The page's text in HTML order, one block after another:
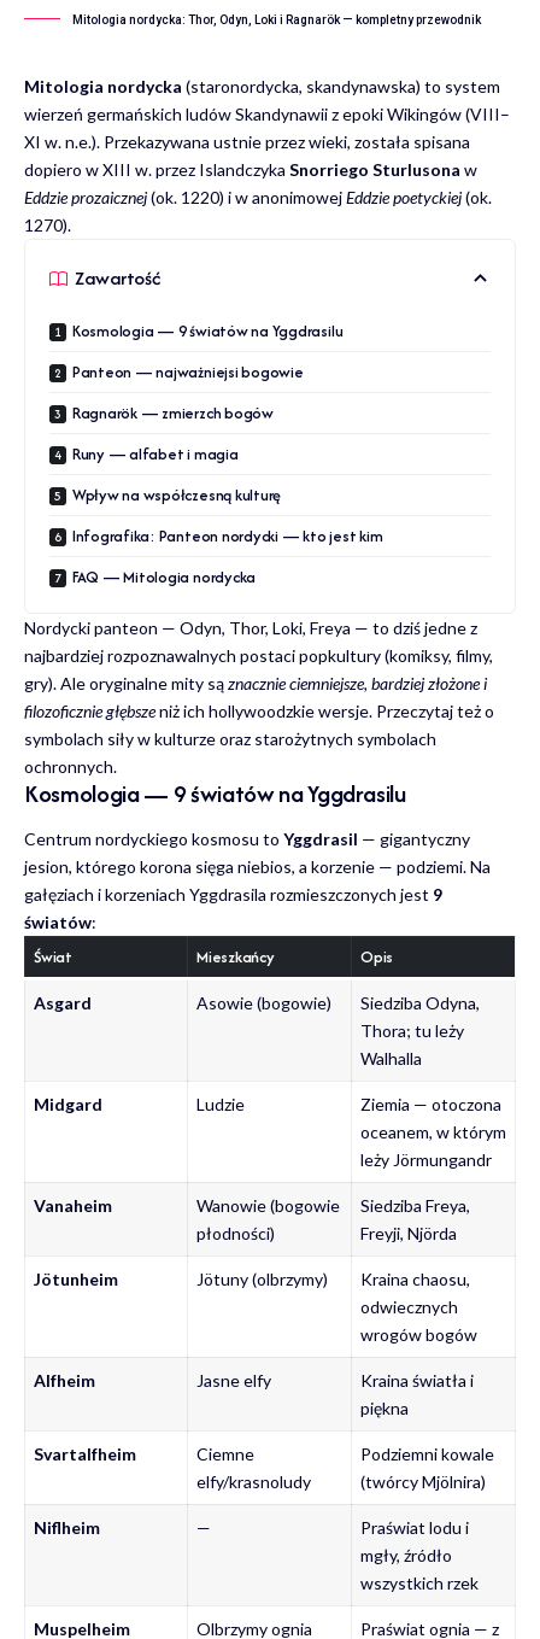
Mitologia nordycka: Thor, Odyn, Loki i Ragnarök — kompletny przewodnik
Mitologia nordycka (staronordycka, skandynawska) to system
wierzeń germańskich ludów Skandynawii z epoki Wikingów (VIII–
XI w. n.e.). Przekazywana ustnie przez wieki, została spisana
dopiero w XIII w. przez Islandczyka Snorriego Sturlusona w
Eddzie prozaicznej(ok. 1220) i w anonimowejEddzie poetyckiej(ok.
1270).
Zawartość
Kosmologia — 9 światów na Yggdrasilu
Panteon — najważniejsi bogowie
Ragnarök — zmierzch bogów
Runy — alfabet i magia
Wpływ na współczesną kulturę
Infografika: Panteon nordycki — kto jest kim
FAQ — Mitologia nordycka
Nordycki panteon — Odyn, Thor, Loki, Freya — to dziś jedne z
najbardziej rozpoznawalnych postaci popkultury (komiksy, filmy,
gry). Ale oryginalne mity sąznacznie ciemniejsze, bardziej złożone i
filozoficznie głębszeniż ich hollywoodzkie wersje. Przeczytaj też o
symbolach siły w kulturzeoraz starożytnych symbolach
ochronnych.
Kosmologia — 9 światów na Yggdrasilu
Centrum nordyckiego kosmosu to Yggdrasil — gigantyczny
jesion, którego korona sięga niebios, a korzenie — podziemi. Na
gałęziach i korzeniach Yggdrasila rozmieszczonych jest 9
światów:
Świat Mieszkańcy Opis
Asgard Asowie (bogowie)
Siedziba Odyna,
Thora; tu leży
Walhalla
Midgard Ludzie
Ziemia — otoczona
oceanem, w którym
leży Jörmungandr
Vanaheim
Wanowie (bogowie
płodności)
Siedziba Freya,
Freyji, Njörda
Jötunheim Jötuny (olbrzymy)
Kraina chaosu,
odwiecznych
wrogów bogów
Alfheim Jasne elfy
Kraina światła i
piękna
Svartalfheim
Ciemne
elfy/krasnoludy
Podziemni kowale
(twórcy Mjölnira)
Niflheim —
Praświat lodu i
mgły, źródło
wszystkich rzek
Muspelheim Olbrzymy ognia Praświat ognia — z